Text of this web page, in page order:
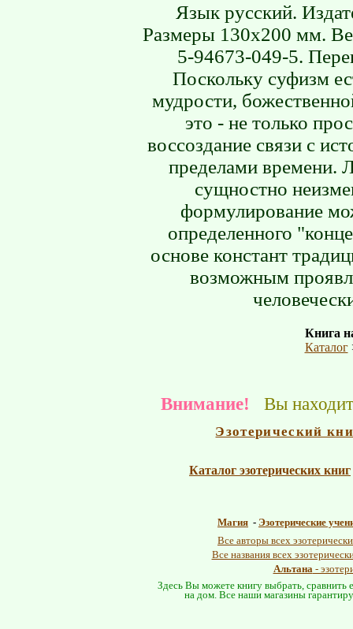
Язык русский.
Размеры 130х200 мм.
5-94673-049-5.
Поскольку суфизм
мудрости,
это - не только
воссоздание связи с
пределами времени.
сущностно
формулирование
определенного
основе констант
возможным
Книга
Каталог
Внимание! Вы
Эзотерический
Каталог эзотерических книг
Магия - Эзотерические
Все авторы всех
Все названия всех
Альтана-
Здесь Вы можете книгу выбрать, сравнить
на дом. Все наши магазины